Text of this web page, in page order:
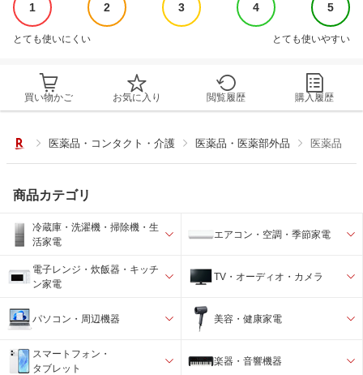
1 2 3 4 5
とても使いにくい とても使いやすい
買い物かご お気に入り 閲覧履歴 購入履歴
医薬品・コンタクト・介護 医薬品・医薬部外品 医薬品
商品カテゴリ
冷蔵庫・洗濯機・掃除機・生
活家電
エアコン・空調・季節家電
電子レンジ・炊飯器・キッチ
ン家電
TV・オーディオ・カメラ
パソコン・周辺機器 美容・健康家電
スマートフォン・
タブレット
楽器・音響機器